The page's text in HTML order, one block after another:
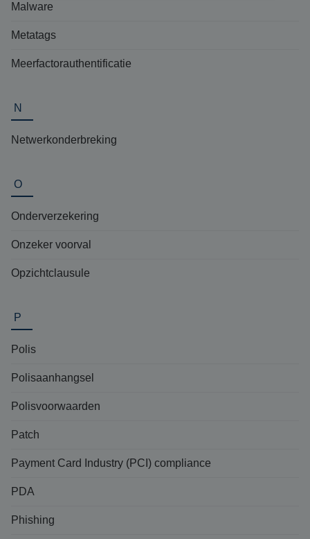
Malware
Metatags
Meerfactorauthentificatie
N
Netwerkonderbreking
O
Onderverzekering
Onzeker voorval
Opzichtclausule
P
Polis
Polisaanhangsel
Polisvoorwaarden
Patch
Payment Card Industry (PCI) compliance
PDA
Phishing